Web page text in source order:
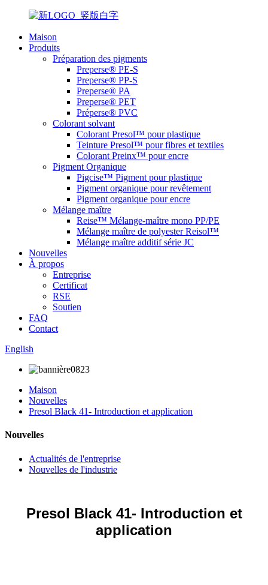
Maison
Produits
Préparation des pigments
Preperse® PE-S
Preperse® PP-S
Preperse® PA
Preperse® PET
Préperse® PVC
Colorant solvant
Colorant Presol™ pour plastique
Teinture Presol™ pour fibres et textiles
Colorant Preinx™ pour encre
Pigment Organique
Pigcise™ Pigment pour plastique
Pigment organique pour revêtement
Pigment organique pour encre
Mélange maître
Reise™ Mélange-maître mono PP/PE
Mélange maître de polyester Reisol™
Mélange maître additif série JC
Nouvelles
À propos
Entreprise
Certificat
RSE
Soutien
FAQ
Contact
English
Maison
Nouvelles
Presol Black 41- Introduction et application
Nouvelles
Actualités de l'entreprise
Nouvelles de l'industrie
Presol Black 41- Introduction et
application